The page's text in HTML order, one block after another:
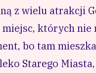
z wielu atrakcji
których nie
bo tam
Starego